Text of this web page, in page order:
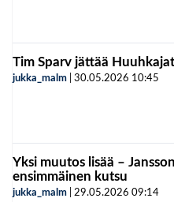
Tim Sparv jättää Huuhkajat
jukka_malm 30.05.2026 10:45
Yksi muutos lisää –
ensimmäinen kutsu
jukka_malm 29.05.2026 09:14